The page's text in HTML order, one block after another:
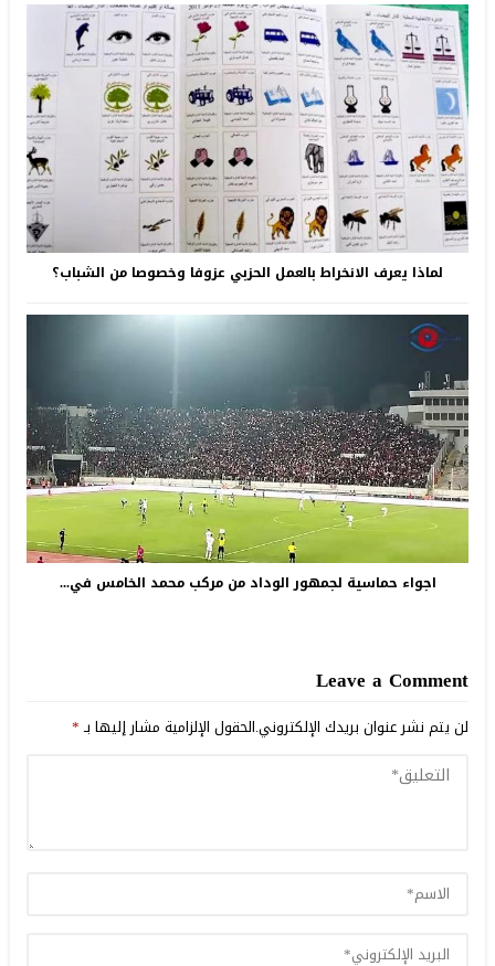
لماذا يعرف الانخراط بالعمل الحزبي عزوفا وخصوصا من الشباب؟
اجواء حماسية لجمهور الوداد من مركب محمد الخامس في...
Leave a Comment
لن يتم نشر عنوان بريدك الإلكتروني.الحقول الإلزامية مشار إليها بـ*